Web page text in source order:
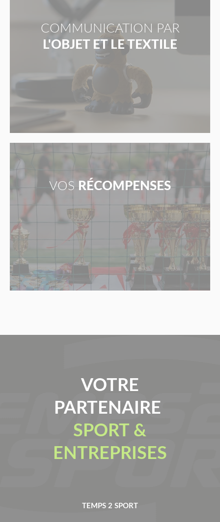
COMMUNICATION PAR
L'OBJET ET LE TEXTILE
VOS RÉCOMPENSES
VOTRE
PARTENAIRE
SPORT &
ENTREPRISES
TEMPS 2 SPORT